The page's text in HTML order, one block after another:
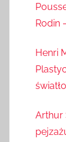
Rodin
Henri
Arthur